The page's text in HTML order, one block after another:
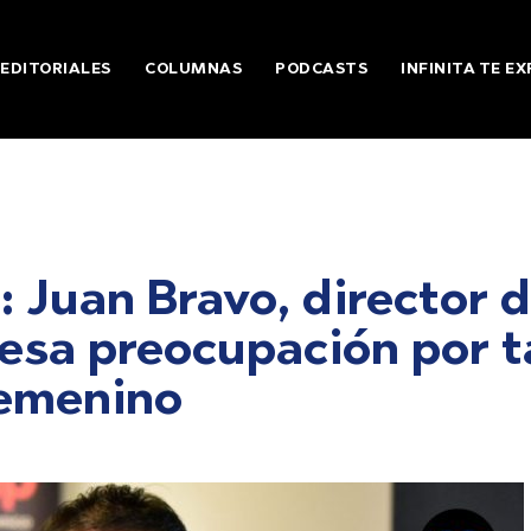
EDITORIALES COLUMNAS PODCASTS INFINITA TE
Juan Bravo, director
preocupación por